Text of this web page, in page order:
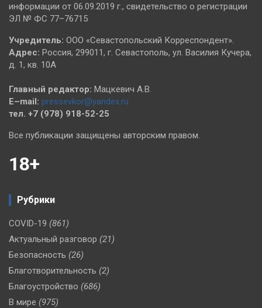
информации от 06.09.2019 г., свидетельство о регистрации
ЭЛ № ФС 77–76715
Учредитель: ООО «Севастопольский Корреспондент».
Адрес: Россия, 299011, г. Севастополь, ул. Василия Кучера,
д. 1, кв. 10А
Главный редактор: Мацкевич А.В.
E–mail: pressevkor@yandex.ru
тел. +7 (978) 918-52-25
Все публикации защищены авторским правом.
18+
Рубрики
COVID-19 (861)
Актуальный разговор (21)
Безопасность (26)
Благотворительность (2)
Благоустройство (686)
В мире (975)